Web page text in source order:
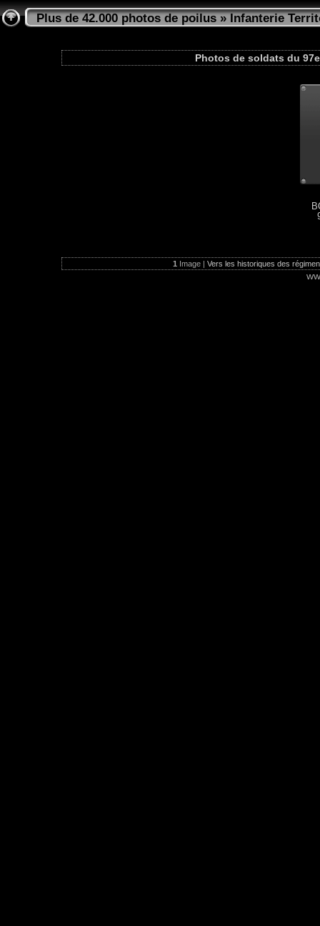
Plus de 42.000 photos de poilus»Infanterie
Photos de soldats du
1 Image | Vers les historiques des